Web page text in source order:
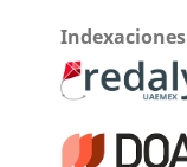
Indexaciones